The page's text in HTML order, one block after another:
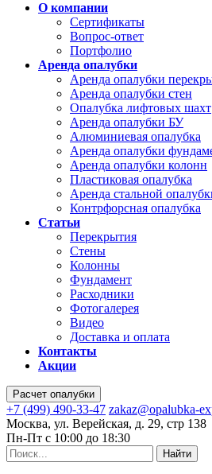
О компании
Сертификаты
Вопрос-ответ
Портфолио
Аренда опалубки
Аренда опалубки
Аренда опалубки стен
Опалубка лифтовых шахт
Аренда опалубки БУ
Алюминиевая опалубка
Аренда опалубки
Аренда опалубки колонн
Пластиковая опалубка
Аренда стальной
Контрфорсная опалубка
Статьи
Перекрытия
Стены
Колонны
Фундамент
Расходники
Фотогалерея
Видео
Доставка и оплата
Контакты
Акции
Расчет опалубки
+7 (499) 490-33-47 zakaz@opalubka-
Москва, ул. Верейская, д. 29, стр 138
Пн-Пт с 10:00 до 18:30
Найти